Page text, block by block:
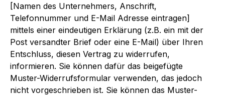
[Namen des Unternehmers, Anschrift,
Telefonnummer und E-Mail Adresse eintragen]
mittels einer eindeutigen Erklärung (z.B. ein mit der
Post versandter Brief oder eine E-Mail) über Ihren
Entschluss, diesen Vertrag zu widerrufen,
informieren. Sie können dafür das beigefügte
Muster-Widerrufsformular verwenden, das jedoch
nicht vorgeschrieben ist. Sie können das Muster-